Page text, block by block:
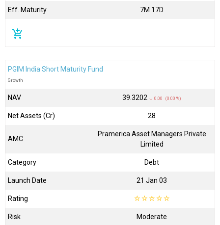
Eff. Maturity 7M 17D
add_shopping_cart
PGIM India Short Maturity Fund
Growth
NAV ₹39.3202 ↓ 0.00 (0.00 %)
Net Assets (Cr) ₹28
AMC
Pramerica Asset Managers Private
Limited
Category Debt
Launch Date 21 Jan 03
Rating ☆☆☆☆☆
Risk Moderate